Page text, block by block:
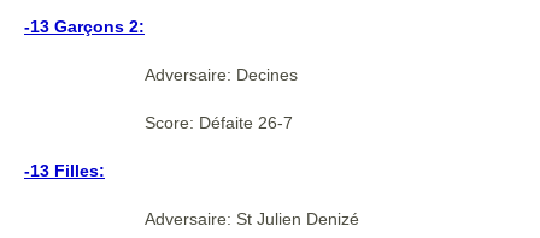
-13 Garçons 2:
Adversaire: Decines
Score: Défaite 26-7
-13 Filles:
Adversaire: St Julien Denizé